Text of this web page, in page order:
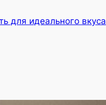
для идеального вкуса